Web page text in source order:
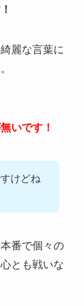
麗な言葉に
いです！
けどね
番で個々の
とも戦いな